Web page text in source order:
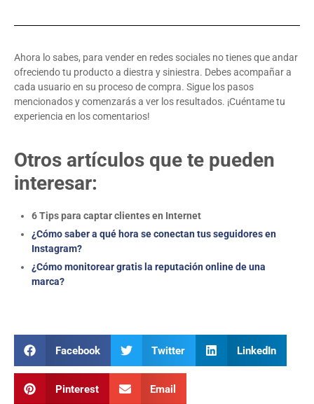
Ahora lo sabes, para vender en redes sociales no tienes que andar
ofreciendo tu producto a diestra y siniestra. Debes acompañar a
cada usuario en su proceso de compra. Sigue los pasos
mencionados y comenzarás a ver los resultados. ¡Cuéntame tu
experiencia en los comentarios!
Otros artículos que te pueden
interesar:
6 Tips para captar clientes en Internet
¿Cómo saber a qué hora se conectan tus seguidores en
Instagram?
¿Cómo monitorear gratis la reputación online de una
marca?
Facebook Twitter LinkedIn
Pinterest Email